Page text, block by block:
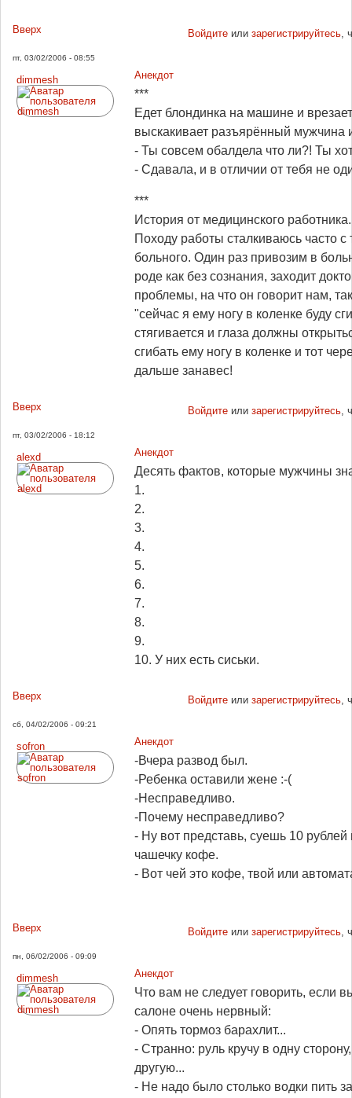
Вверх Войдитеили зарегистрируйтесь,
пт, 03/02/2006 - 08:55
dimmesh Анекдот
***
Едет блондинка на машине и
выскакивает разъярённый мужчина
- Ты совсем обалдела что ли?! Ты
- Сдавала, и в отличии от тебя не
***
История от медицинского работника.
Походу работы сталкиваюсь часто с
больного. Один раз привозим в
роде как без сознания, заходит
проблемы, на что он говорит нам,
"сейчас я ему ногу в коленке буду
стягивается и глаза должны
сгибать ему ногу в коленке и тот
дальше занавес!
Вверх Войдитеили зарегистрируйтесь,
пт, 03/02/2006 - 18:12
alexd Анекдот
Десять фактов, которые мужчины
1.
2.
3.
4.
5.
6.
7.
8.
9.
10. У них есть сиськи.
Вверх Войдитеили зарегистрируйтесь,
сб, 04/02/2006 - 09:21
sofron Анекдот
-Вчера развод был.
-Ребенка оставили жене :-(
-Несправедливо.
-Почему несправедливо?
- Ну вот представь, суешь 10
чашечку кофе.
- Вот чей это кофе, твой или
Вверх Войдитеили зарегистрируйтесь,
пн, 06/02/2006 - 09:09
dimmesh Анекдот
Что вам не следует говорить, если
салоне очень нервный:
- Опять тормоз барахлит...
- Странно: руль кручу в одну
другую...
- Не надо было столько водки пить